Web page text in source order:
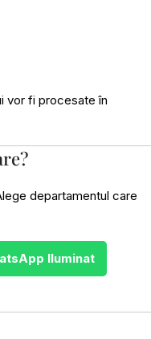
vor fi procesate în
departamentul care
Iluminat